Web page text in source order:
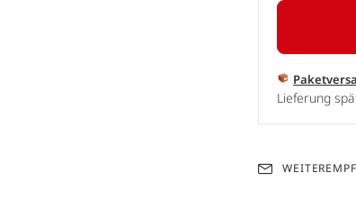
Lieferung